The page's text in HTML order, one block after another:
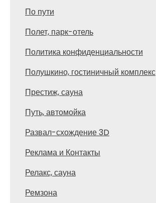
По пути
Полет, парк-отель
Политика конфиденциальности
Полушкино, гостиничный комплекс
Престиж, сауна
Путь, автомойка
Развал-схождение 3D
Реклама и Контакты
Релакс, сауна
Ремзона